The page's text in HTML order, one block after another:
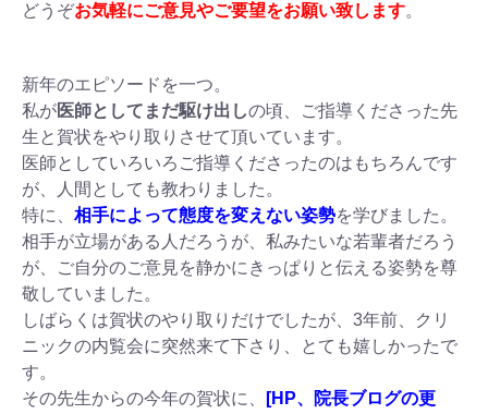
どうぞお気軽にご意見やご要望をお願い致します。
新年のエピソードを一つ。
私が医師としてまだ駆け出しの頃、ご指導くださった先
生と賀状をやり取りさせて頂いています。
医師としていろいろご指導くださったのはもちろんです
が、人間としても教わりました。
特に、 相手によって態度を変えない姿勢を学びました。
相手が立場がある人だろうが、私みたいな若輩者だろう
が、ご自分のご意見を静かにきっぱりと伝える姿勢を尊
敬していました。
しばらくは賀状のやり取りだけでしたが、3年前、クリ
ニックの内覧会に突然来て下さり、とても嬉しかったで
す。
その先生からの今年の賀状に、
[HP、院長ブログの更